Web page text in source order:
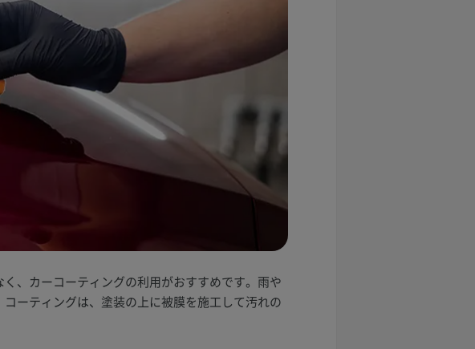
、カーコーティングの利用がおすすめです。雨や
ーティングは、塗装の上に被膜を施工して汚れの